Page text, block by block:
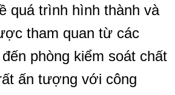
quá trình hình thành và
tham quan từ các
phòng kiểm soát chất
ấn tượng với công